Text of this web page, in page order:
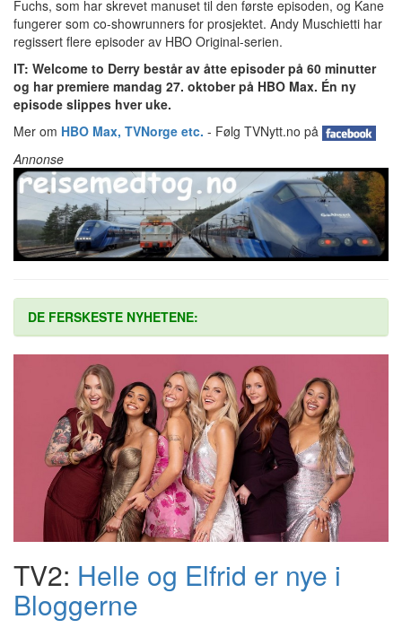
Fuchs, som har skrevet manuset til den første episoden, og Kane
fungerer som co-showrunners for prosjektet. Andy Muschietti har
regissert flere episoder av HBO Original-serien.
IT: Welcome to Derry består av åtte episoder på 60 minutter
og har premiere mandag 27. oktober på HBO Max. Én ny
episode slippes hver uke.
Mer om HBO Max, TVNorge etc. - Følg TVNytt.no på
Annonse
DE FERSKESTE NYHETENE:
TV2: Helle og Elfrid er nye i
Bloggerne